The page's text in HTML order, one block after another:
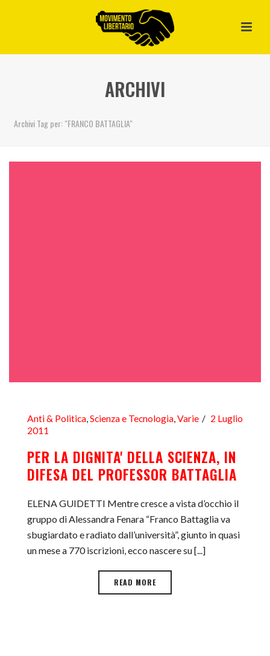
ARCHIVI
Archivi Tag per: "FRANCO BATTAGLIA"
Anti & Politica,Scienza e Tecnologia,Varie
2 Luglio
2011
PER LA DIGNITA' DELLA SCIENZA, IN
DIFESA DEL PROFESSOR BATTAGLIA
ELENA GUIDETTI Mentre cresce a vista d’occhio il
gruppo di Alessandra Fenara “Franco Battaglia va
sbugiardato e radiato dall’università”, giunto in quasi
un mese a 770 iscrizioni, ecco nascere su [...]
READ MORE